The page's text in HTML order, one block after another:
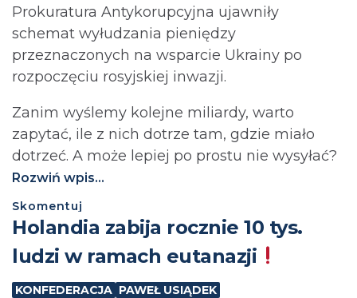
Prokuratura Antykorupcyjna ujawniły
schemat wyłudzania pieniędzy
przeznaczonych na wsparcie Ukrainy po
rozpoczęciu rosyjskiej inwazji.
Zanim wyślemy kolejne miliardy, warto
zapytać, ile z nich dotrze tam, gdzie miało
dotrzeć. A może lepiej po prostu nie wysyłać?⁩
Rozwiń wpis...
Skomentuj
Holandia zabija rocznie 10 tys.
ludzi w ramach eutanazji
KONFEDERACJA PAWEŁ USIĄDEK